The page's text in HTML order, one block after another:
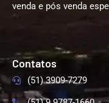
venda e pós venda
Contatos
(51) 3909-7279